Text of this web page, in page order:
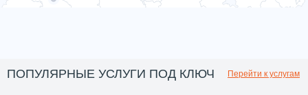
ПОПУЛЯРНЫЕ УСЛУГИ ПОД КЛЮЧ Перейти к услугам